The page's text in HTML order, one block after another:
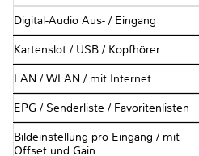
Digital-Audio Aus- / Eingang
Kartenslot / USB / Kopfhörer
LAN / WLAN / mit Internet
EPG / Senderliste / Favoritenlisten
Bildeinstellung pro Eingang / mit
Offset und Gain